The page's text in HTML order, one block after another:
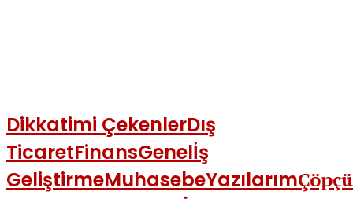
Dikkatimi ÇekenlerDış
TicaretFinansGenelİş
GeliştirmeMuhasebeYazılarımÇöpçü